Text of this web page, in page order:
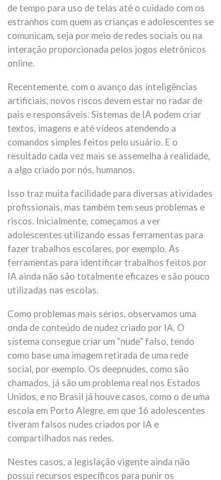
de tempo para uso de telas até o cuidado com os
estranhos com quem as crianças e adolescentes se
comunicam, seja por meio de redes sociais ou na
interação proporcionada pelos jogos eletrônicos
online.
Recentemente, com o avanço das inteligências
artificiais, novos riscos devem estar no radar de
pais e responsáveis. Sistemas de IA podem criar
textos, imagens e até vídeos atendendo a
comandos simples feitos pelo usuário. E o
resultado cada vez mais se assemelha à realidade,
a algo criado por nós, humanos.
Isso traz muita facilidade para diversas atividades
profissionais, mas também tem seus problemas e
riscos. Inicialmente, começamos a ver
adolescentes utilizando essas ferramentas para
fazer trabalhos escolares, por exemplo. As
ferramentas para identificar trabalhos feitos por
IA ainda não são totalmente eficazes e são pouco
utilizadas nas escolas.
Como problemas mais sérios, observamos uma
onda de conteúdo de nudez criado por IA. O
sistema consegue criar um “nude” falso, tendo
como base uma imagem retirada de uma rede
social, por exemplo. Os deepnudes, como são
chamados, já são um problema real nos Estados
Unidos, e no Brasil já houve casos, como o de uma
escola em Porto Alegre, em que 16 adolescentes
tiveram falsos nudes criados por IA e
compartilhados nas redes.
Nestes casos, a legislação vigente ainda não
possui recursos específicos para punir os